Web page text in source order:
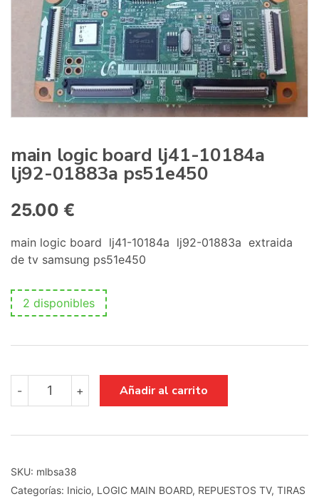
main logic board lj41-10184a
lj92-01883a ps51e450
25.00 €
main logic board lj41-10184a lj92-01883a extraida
de tv samsung ps51e450
2 disponibles
-
logic
board
10184a
01883a
ps51e450
cantidad
+ Añadir al carrito
SKU: mlbsa38
Categorías: Inicio, LOGIC MAIN BOARD, REPUESTOS TV, TIRAS